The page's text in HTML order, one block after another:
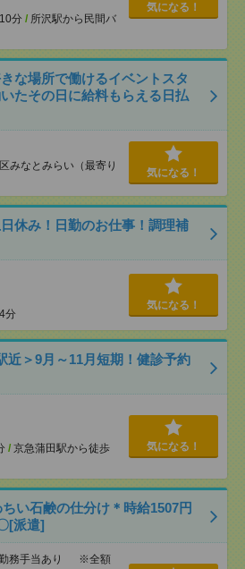
分 / 所沢駅から民間バ
気になる！
な場所で働けるイベントスタ
たその日に給料もらえる日払
みなとみらい（最寄り
気になる！
休み！日勤のお仕事！調理補
分
気になる！
近＞9月～11月短期！健診予約
/ 京急蒲田駅から徒歩
気になる！
い石鹸の仕分け＊時給1507円
[派遣]
務手当あり ※全額